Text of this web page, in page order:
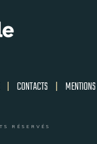
| CONTACTS | MENTIONS
RÉSERVÉS